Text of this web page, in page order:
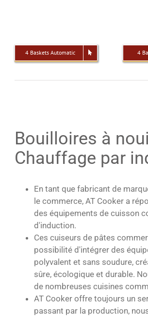
4 Baskets Automatic 4
Bouilloires à
Chauffage par
En tant que fabricant de
le commerce, AT Cooker a
des équipements de cuisson
d'induction.
Ces cuiseurs de pâtes
possibilité d'intégrer des
polyvalent et sans soudure,
sûre, écologique et durable.
de nombreuses cuisines
AT Cooker offre toujours un
passant par la production,